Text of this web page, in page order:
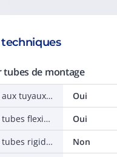
de montage
Convient aux aux tuyaux souples
Oui
Convient aux tubes flexibles
Oui
Convient aux tubes rigides
Non